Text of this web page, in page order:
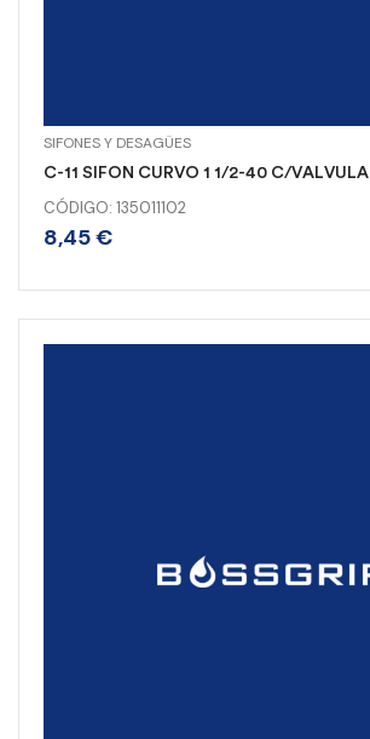
SIFONES Y DESAGÜES
C-11 SIFON CURVO 1 1/2-40 C/VALVULA
CÓDIGO: 135011102
8,45€